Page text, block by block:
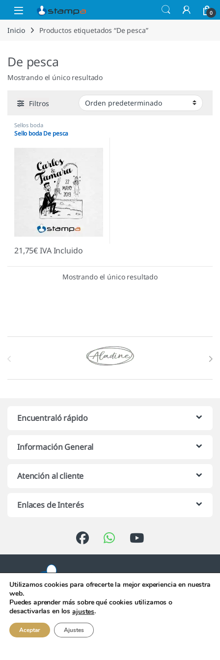
Saltar a la navegación
Saltar al contenido
Open 0
Inicio Productos etiquetados “De pesca”
De pesca
Mostrando el único resultado
Filtros
Sellos boda
Sello boda De pesca
21,75€IVA Incluido
Mostrando el único resultado
Marcas De Carrusel
Encuentraló rápido
Información General
Atención al cliente
Enlaces de Interés
Atención telefónica de 10:00 h.
956 344 058
Utilizamos cookies para ofrecerte la mejor experiencia en nuestra
web.
Puedes aprender más sobre qué cookies utilizamos o
desactivarlas en losajustes.
Aceptar Ajustes